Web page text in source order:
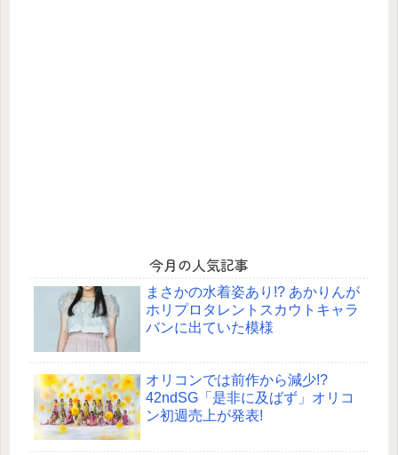
今月の人気記事
まさかの水着姿あり!? あかりんが
ホリプロタレントスカウトキャラ
バンに出ていた模様
オリコンでは前作から減少!?
42ndSG「是非に及ばず」オリコ
ン初週売上が発表!